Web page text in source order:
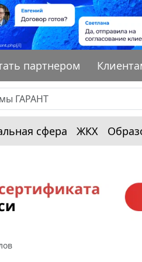
партнером
сфера ЖКХ